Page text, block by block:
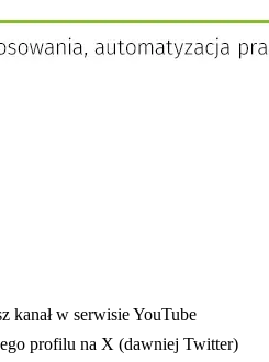
karcie
w nowej karcie
kanał w serwisie YouTube
profilu na X (dawniej Twitter)